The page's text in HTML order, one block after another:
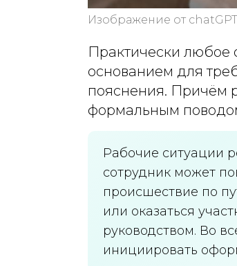
Изображение от chatGPT
Практически любое
основанием для
пояснения. Причём
формальным
Рабочие ситуации
сотрудник может
происшествие по
или оказаться
руководством. Во
инициировать